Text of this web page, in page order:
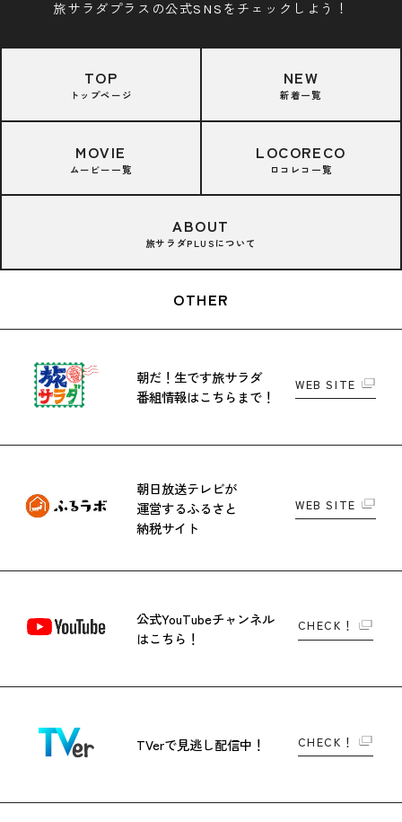
旅サラダプラスの公式SNSをチェックしよう！
TOP
トップページ
NEW
新着一覧
MOVIE
ムービー一覧
LOCORECO
ロコレコ一覧
ABOUT
旅サラダPLUSについて
OTHER
朝だ！生です旅サラダ
番組情報はこちらまで！
WEB SITE
朝日放送テレビが
運営するふるさと
納税サイト
WEB SITE
公式YouTubeチャンネル
はこちら！
CHECK！
TVerで見逃し配信中！ CHECK！